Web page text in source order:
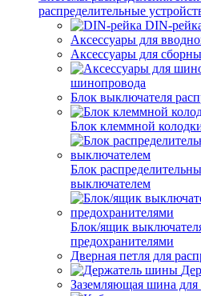
распределительные
DIN-
Аксессуары для
Аксессуары для
шинопровода
Блок выключателя
Блок клеммной
Блок
выключателем
Блок/ящик
предохранителями
Дверная петля для
Заземляющая шина для